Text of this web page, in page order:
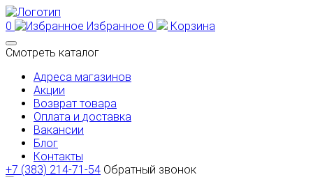
0 Избранное 0
Корзина
Смотреть каталог
Адреса магазинов
Акции
Возврат товара
Оплата и доставка
Вакансии
Блог
Контакты
+7 (383) 214-71-54 Обратный звонок